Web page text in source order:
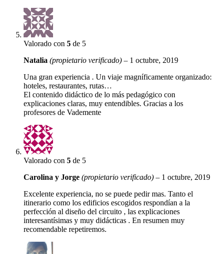
Valorado con 5 de 5
Natalia (propietario verificado) – 1 octubre, 2019
Una gran experiencia . Un viaje magníficamente organizado:
hoteles, restaurantes, rutas…
El contenido didáctico de lo más pedagógico con
explicaciones claras, muy entendibles. Gracias a los
profesores de Vademente
Valorado con 5 de 5
Carolina y Jorge (propietario verificado) – 1 octubre, 2019
Excelente experiencia, no se puede pedir mas. Tanto el
itinerario como los edificios escogidos respondían a la
perfección al diseño del circuito , las explicaciones
interesantísimas y muy didácticas . En resumen muy
recomendable repetiremos.